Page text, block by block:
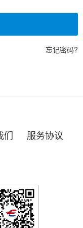
忘记密码?
们
服务协议